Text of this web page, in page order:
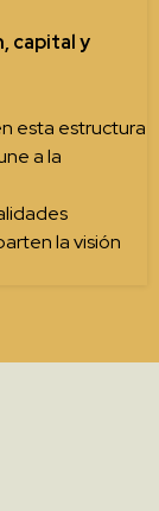
capital y
esta estructura
a la
la visión